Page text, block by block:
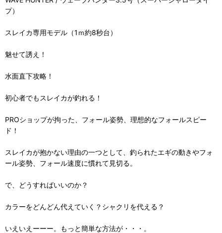
プ）
スレイカ専用モデル（1ｍ約8秒台）
魅せて誘え！
水面直下攻略！
初心者でもスレイカが釣れる！
PROショップが拘った、フォール姿勢、理想的なフォールスピー
ド！
スレイカが抱かない理由の一つとして、釣られたエギの動きやフォ
ール姿勢、フォール速度に慣れて見切る。
で、どうすればいいのか？
カラーをどんどん代えていく？シャクリを代える？
いえいえーーー。もっと簡単な方法が・・・。